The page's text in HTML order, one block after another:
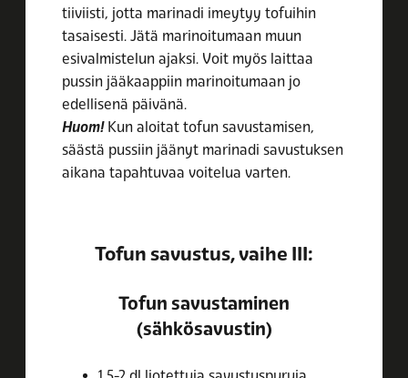
tiiviisti, jotta marinadi imeytyy tofuihin
tasaisesti. Jätä marinoitumaan muun
esivalmistelun ajaksi. Voit myös laittaa
pussin jääkaappiin marinoitumaan jo
edellisenä päivänä.
Huom!Kun aloitat tofun savustamisen,
säästä pussiin jäänyt marinadi savustuksen
aikana tapahtuvaa voitelua varten.
Tofun savustus, vaihe III:
Tofun savustaminen
(sähkösavustin)